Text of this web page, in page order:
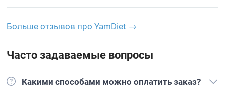
Больше отзывов про YamDiet →
Часто задаваемые вопросы
Какими способами можно оплатить заказ?